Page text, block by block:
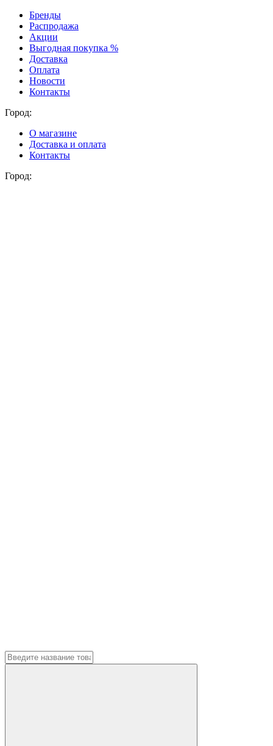
Бренды
Распродажа
Акции
Выгодная покупка %
Доставка
Оплата
Новости
Контакты
Город:
О магазине
Доставка и оплата
Контакты
Город: